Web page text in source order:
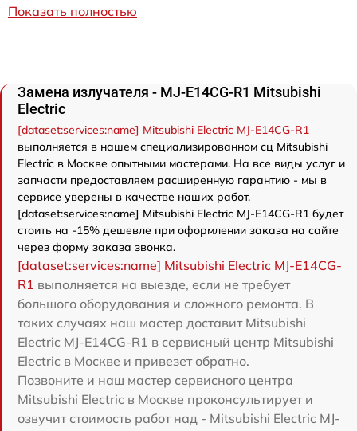
Показать полностью
Замена излучателя - MJ-E14CG-R1 Mitsubishi
Electric
[dataset:services:name] Mitsubishi Electric MJ-E14CG-R1
выполняется в нашем специализированном сц Mitsubishi
Electric в Москве опытными мастерами. На все виды услуг и
запчасти предоставляем расширенную гарантию - мы в
сервисе уверены в качестве наших работ.
[dataset:services:name] Mitsubishi Electric MJ-E14CG-R1 будет
стоить на -15% дешевле при оформлении заказа на сайте
через форму заказа звонка.
[dataset:services:name] Mitsubishi Electric MJ-E14CG-
R1 выполняется на выезде, если не требует
большого оборудования и сложного ремонта. В
таких случаях наш мастер доставит Mitsubishi
Electric MJ-E14CG-R1 в сервисный центр Mitsubishi
Electric в Москве и привезет обратно.
Позвоните и наш мастер сервисного центра
Mitsubishi Electric в Москве проконсультирует и
озвучит стоимость работ над - Mitsubishi Electric MJ-